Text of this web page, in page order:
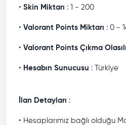
• Skin Miktarı : 1 - 200
• Valorant Points Miktarı : 0 -
• Valorant Points Çıkma
• Hesabın Sunucusu : Türkiye
İlan Detayları :
• Hesaplarımız bağlı olduğu